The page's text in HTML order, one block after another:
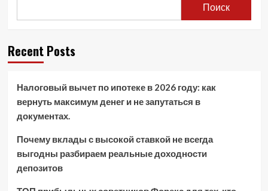
Поиск
Recent Posts
Налоговый вычет по ипотеке в 2026 году: как
вернуть максимум денег и не запутаться в
документах.
Почему вклады с высокой ставкой не всегда
выгодны разбираем реальные доходности
депозитов